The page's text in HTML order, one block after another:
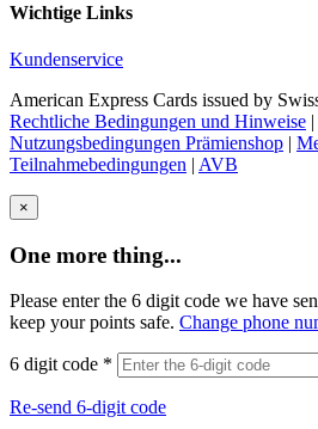
Wichtige Links
Kundenservice
American Express Cards issued by
Rechtliche Bedingungen und Hinweise |
Nutzungsbedingungen Prämienshop |
Teilnahmebedingungen | AVB
×
One more thing...
Please enter the 6 digit code we have
keep your points safe. Change phone
6 digit code *
Re-send 6-digit code